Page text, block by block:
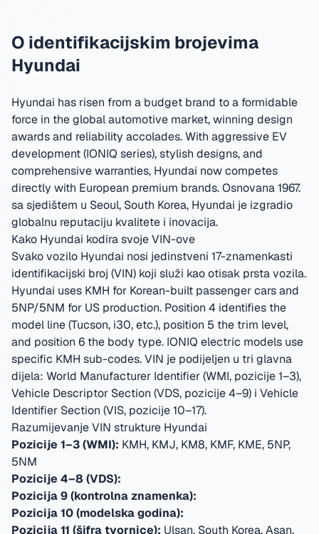
O identifikacijskim brojevima
Hyundai
Hyundai has risen from a budget brand to a formidable
force in the global automotive market, winning design
awards and reliability accolades. With aggressive EV
development (IONIQ series), stylish designs, and
comprehensive warranties, Hyundai now competes
directly with European premium brands.Osnovana 1967.
sa sjedištem u Seoul, South Korea, Hyundai je izgradio
globalnu reputaciju kvalitete i inovacija.
Kako Hyundai kodira svoje VIN-ove
Svako vozilo Hyundai nosi jedinstveni 17-znamenkasti
identifikacijski broj (VIN) koji služi kao otisak prsta vozila.
Hyundai uses KMH for Korean-built passenger cars and
5NP/5NM for US production. Position 4 identifies the
model line (Tucson, i30, etc.), position 5 the trim level,
and position 6 the body type. IONIQ electric models use
specific KMH sub-codes.VIN je podijeljen u tri glavna
dijela: World Manufacturer Identifier (WMI, pozicije 1–3),
Vehicle Descriptor Section (VDS, pozicije 4–9) i Vehicle
Identifier Section (VIS, pozicije 10–17).
Razumijevanje VIN strukture Hyundai
Pozicije 1–3 (WMI): KMH, KMJ, KM8, KMF, KME, 5NP,
5NM
Pozicije 4–8 (VDS):
Pozicija 9 (kontrolna znamenka):
Pozicija 10 (modelska godina):
Pozicija 11 (šifra tvornice): Ulsan, South Korea, Asan,